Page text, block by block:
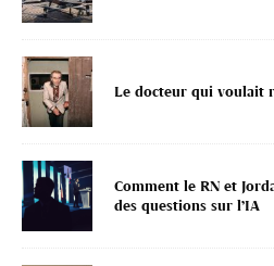
Le docteur qui voulait
Comment le RN et
des questions sur l’IA